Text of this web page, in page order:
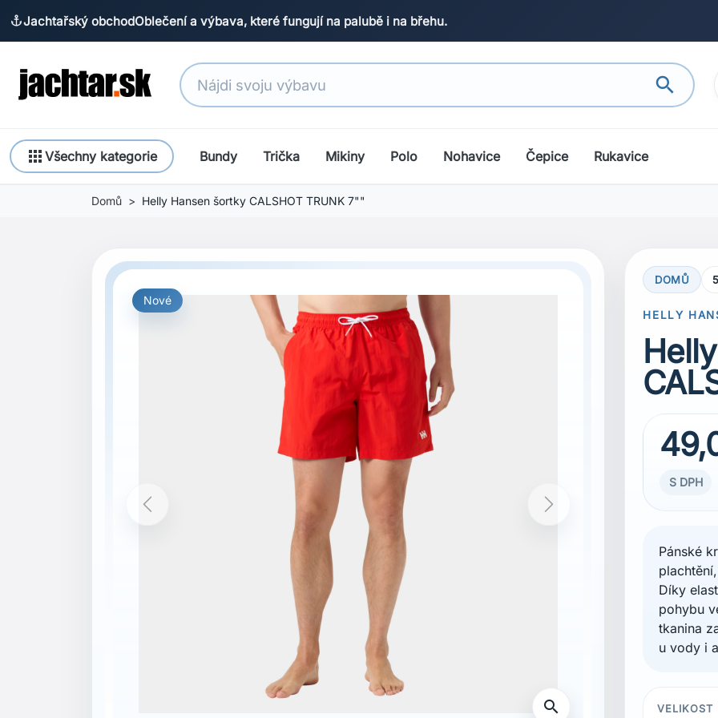
anchorJachtařský obchodOblečení a výbava, které fungují na palubě i na břehu.
search
appsVšechny kategorie Bundy Trička Mikiny Polo Nohavice Čepice Rukavice
Domů Helly Hansen šortky CALSHOT TRUNK 7""
Nové
Previous
Popis
Zadní kapsa se zapínáním na suchý zip
Elastický pas se stahovací šňůrkou
Hlavní materiál s certifikací bluesign®
DOMŮ
HELLY
S DPH
Pánské
Díky
pohybu
tkanina
u vody i
VELIKOST